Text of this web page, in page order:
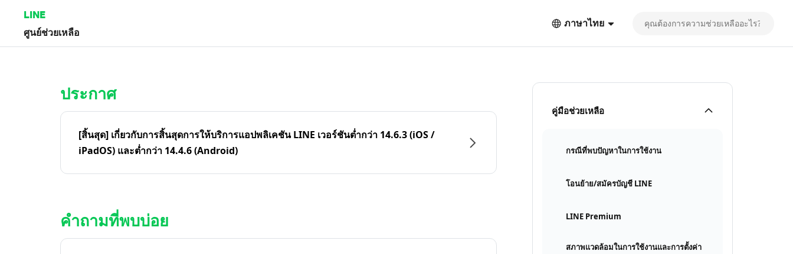
LINE
ศูนย์ช่วยเหลือ
ภาษาไทย
คู่มือช่วยเหลือ
กรณีที่พบปัญหาในการใช้งาน
โอนย้าย/สมัครบัญชี LINE
LINE Premium
สภาพแวดล้อมในการใช้งานและการตั้งค่า
ประกาศ
[สิ้นสุด] เกี่ยวกับการสิ้นสุดการให้บริการแอปพลิเคชัน LINE เวอร์ชันต่ำกว่า 14.6.3 (iOS /
iPadOS) และต่ำกว่า 14.4.6 (Android)
คำถามที่พบบ่อย